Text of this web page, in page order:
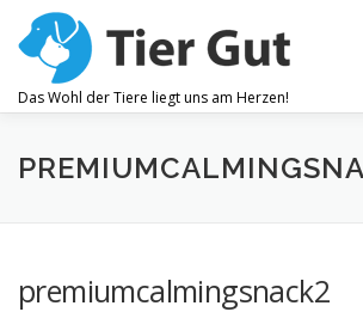
Inhalt
springen
Das Wohl der Tiere liegt uns am Herzen!
ZAHNPFLEGE
premiumcalmingsnack2